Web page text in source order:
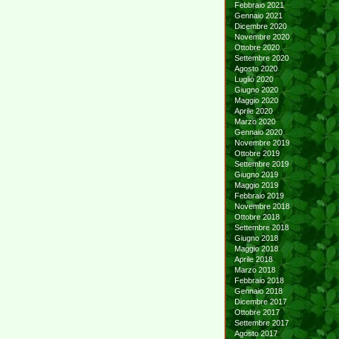
Febbraio 2021
Gennaio 2021
Dicembre 2020
Novembre 2020
Ottobre 2020
Settembre 2020
Agosto 2020
Luglio 2020
Giugno 2020
Maggio 2020
Aprile 2020
Marzo 2020
Gennaio 2020
Novembre 2019
Ottobre 2019
Settembre 2019
Giugno 2019
Maggio 2019
Febbraio 2019
Novembre 2018
Ottobre 2018
Settembre 2018
Giugno 2018
Maggio 2018
Aprile 2018
Marzo 2018
Febbraio 2018
Gennaio 2018
Dicembre 2017
Ottobre 2017
Settembre 2017
Agosto 2017